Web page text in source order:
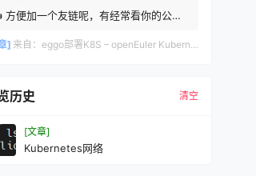
的公众
] 来自： eggo部署K8S – openEuler Kubernetes自动化部署工具完整指南
历史 清空
[文章]
Kubernetes网络